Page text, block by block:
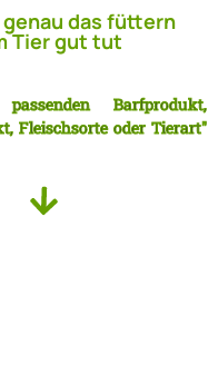
das füttern
Tier gut tut
Barfprodukt,
Fleischsorte oder Tierart"